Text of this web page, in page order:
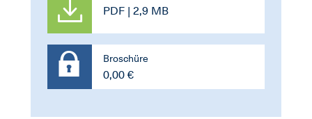
PDF | 2,9 MB
Broschüre
0,00 €